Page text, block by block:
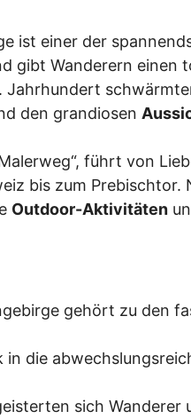
ist einer der
gibt Wanderern einen
Jahrhundert
den grandiosen
führt von
bis zum
Outdoor-Aktivitäten
gehört zu den
in die
sich